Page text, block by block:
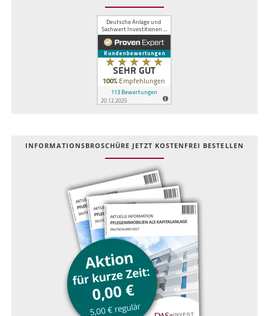
INFOR­MATIONS­BROSCHÜRE JETZT KOSTEN­FREI BESTELLEN